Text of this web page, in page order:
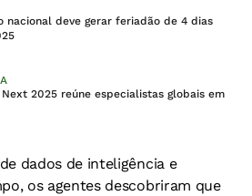
nacional deve gerar feriadão de 4 dias
2025 reúne especialistas globais em
dados de inteligência e
os agentes descobriram que